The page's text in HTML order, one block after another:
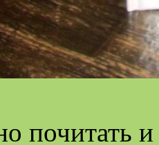
почитать и